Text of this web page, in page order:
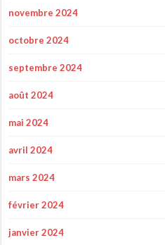
novembre 2024
octobre 2024
septembre 2024
août 2024
mai 2024
avril 2024
mars 2024
février 2024
janvier 2024